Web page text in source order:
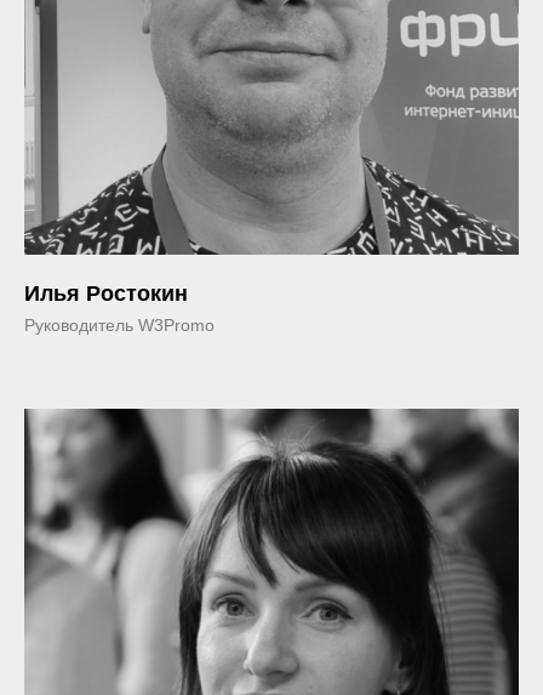
Илья Ростокин
Руководитель W3Promo